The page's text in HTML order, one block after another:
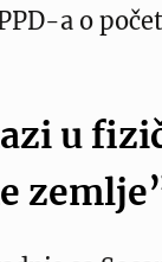
a o
u